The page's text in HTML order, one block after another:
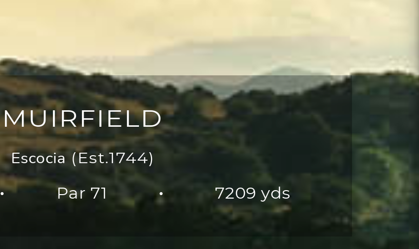
MUIRFIELD
Escocia (Est.1744)
● Par 71 ● 7209 yds